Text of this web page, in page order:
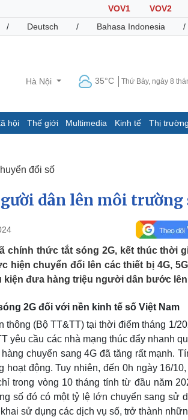
VOV1 VOV2
/ Deutsch / Bahasa Indonesia /
Hà Nội 35°C Thứ Bảy, ngày 8
hội Thế giới Multimedia Kinh tế Thị trường
Tin 24h
Dấu ấn VOV
Quân sự - Quốc phòng
Vũ khí
Việt Nam
Thể thao
Bóng đá
Lịch thi
eSports
Hậu trường
Đời sống
Nhà đẹp
Blog
Tình yêu - Gia đình
Văn hóa
Sân khấu
Văn học
Âm nhạc
đổi số
dân lên môi trường
chính thức tắt sóng 2G, kết thúc thời
hiện chuyển đổi lên các thiết bị 4G,
kiện đưa hàng triệu người dân bước
2G đối với nền kinh tế số Việt Nam
thông (Bộ TT&TT) tại thời điểm tháng 1/
yêu cầu các nhà mạng thúc đẩy nhanh
chuyển sang 4G đã tăng rất mạnh.
hoạt động. Tuy nhiên, đến 0h ngày 16/
trong vòng 10 tháng tính từ đầu năm
số đó có một tỷ lệ lớn chuyển sang sử
sử dụng các dịch vụ số, trở thành